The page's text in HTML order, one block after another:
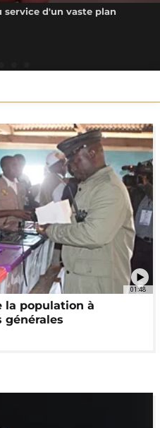
service d'un vaste plan
01:48
la population à
générales